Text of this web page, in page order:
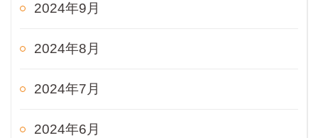
2024年9月
2024年8月
2024年7月
2024年6月